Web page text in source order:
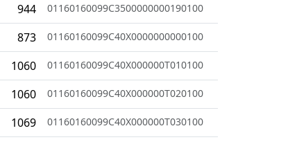
944 01160160099C3500000000190100
873 01160160099C40X0000000000100
1060 01160160099C40X000000T010100
1060 01160160099C40X000000T020100
1069 01160160099C40X000000T030100